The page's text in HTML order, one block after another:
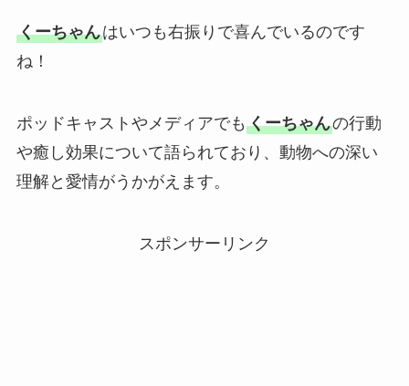
くーちゃんはいつも右振りで喜んでいるのです
ね！
ポッドキャストやメディアでも くーちゃんの行動
や癒し効果について語られており、動物への深い
理解と愛情がうかがえます。
スポンサーリンク